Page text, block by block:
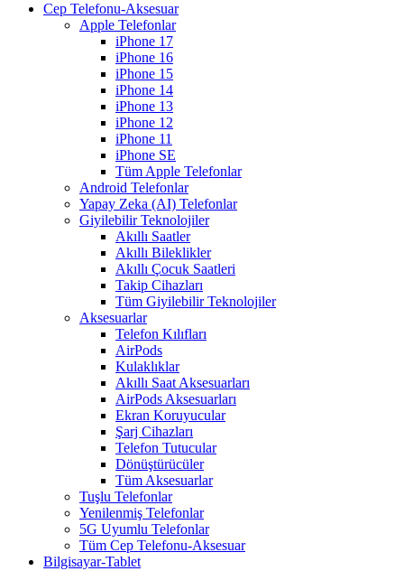
Cep Telefonu-Aksesuar
Apple Telefonlar
iPhone 17
iPhone 16
iPhone 15
iPhone 14
iPhone 13
iPhone 12
iPhone 11
iPhone SE
Tüm Apple Telefonlar
Android Telefonlar
Yapay Zeka (AI) Telefonlar
Giyilebilir Teknolojiler
Akıllı Saatler
Akıllı Bileklikler
Akıllı Çocuk Saatleri
Takip Cihazları
Tüm Giyilebilir Teknolojiler
Aksesuarlar
Telefon Kılıfları
AirPods
Kulaklıklar
Akıllı Saat Aksesuarları
AirPods Aksesuarları
Ekran Koruyucular
Şarj Cihazları
Telefon Tutucular
Dönüştürücüler
Tüm Aksesuarlar
Tuşlu Telefonlar
Yenilenmiş Telefonlar
5G Uyumlu Telefonlar
Tüm Cep Telefonu-Aksesuar
Bilgisayar-Tablet